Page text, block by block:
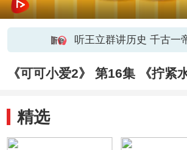
听王立群讲历史 千古一
《可可小爱2》 第16集 《拧紧
精选